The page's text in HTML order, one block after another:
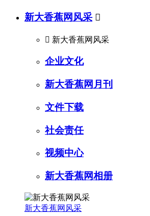
新大香蕉网风采 
 新大香蕉网风采
企业文化
新大香蕉网月刊
文件下载
社会责任
视频中心
新大香蕉网相册
新大香蕉网风采